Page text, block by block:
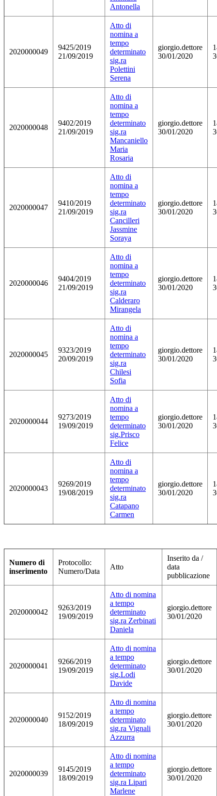
Antonella
2020000049
9425/2019
21/09/2019
Atto di
nomina a
tempo
determinato
sig.ra
Polettini
Serena
giorgio.dettore
30/01/2020
2020000048
9402/2019
21/09/2019
Atto di
nomina a
tempo
determinato
sig.ra
Mancaniello
Maria
Rosaria
giorgio.dettore
30/01/2020
2020000047
9410/2019
21/09/2019
Atto di
nomina a
tempo
determinato
sig.ra
Cancilleri
Jassmine
Soraya
giorgio.dettore
30/01/2020
2020000046
9404/2019
21/09/2019
Atto di
nomina a
tempo
determinato
sig.ra
Calderaro
Mirangela
giorgio.dettore
30/01/2020
2020000045
9323/2019
20/09/2019
Atto di
nomina a
tempo
determinato
sig.ra
Chilesi
Sofia
giorgio.dettore
30/01/2020
2020000044
9273/2019
19/09/2019
Atto di
nomina a
tempo
determinato
sig.Prisco
Felice
giorgio.dettore
30/01/2020
2020000043
9269/2019
19/08/2019
Atto di
nomina a
tempo
determinato
sig.ra
Catapano
Carmen
giorgio.dettore
30/01/2020
Numero di
inserimento
Protocollo:
Numero/Data
Atto
Inserito da /
data
pubblicazione
2020000042
9263/2019
19/09/2019
Atto di nomina
a tempo
determinato
sig.ra Zerbinati
Daniela
giorgio.dettore
30/01/2020
2020000041
9266/2019
19/09/2019
Atto di nomina
a tempo
determinato
sig.Lodi
Davide
giorgio.dettore
30/01/2020
2020000040
9152/2019
18/09/2019
Atto di nomina
a tempo
determinato
sig.ra Vignali
Azzurra
giorgio.dettore
30/01/2020
2020000039
9145/2019
18/09/2019
Atto di nomina
a tempo
determinato
sig.ra Lipari
Marlene
giorgio.dettore
30/01/2020